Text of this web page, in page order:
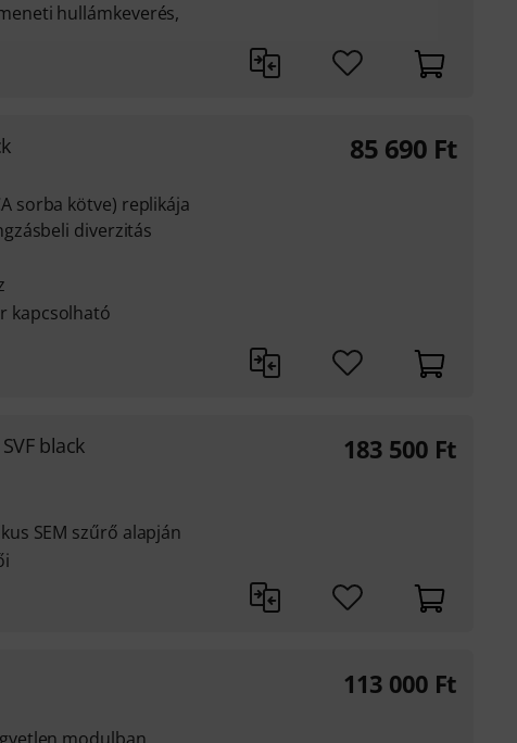
hullámkeverés,
sorba kötve) replikája
diverzitás
kapcsolható
85 690 Ft
black
SEM szűrő alapján
183 500 Ft
113 000 Ft